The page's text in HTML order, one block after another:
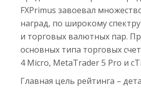
FXPrimus завоевал
наград, по широкому
и торговых валютных пар.
основных типа торговых
4 Micro, MetaTrader 5 Pro и
Главная цель рейтинга –